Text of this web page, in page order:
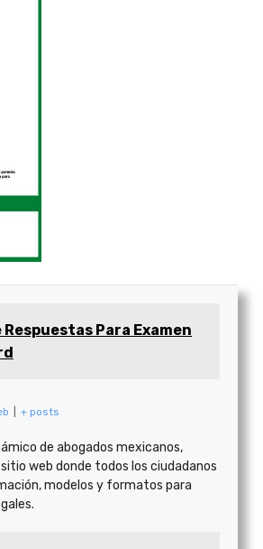
Respuestas Para Examen
+ posts
de abogados mexicanos,
web donde todos los ciudadanos
modelos y formatos para